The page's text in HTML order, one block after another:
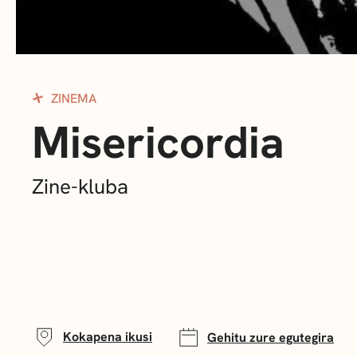
ZINEMA
Misericordia
Zine-kluba
Kokapena ikusi Gehitu zure egutegira